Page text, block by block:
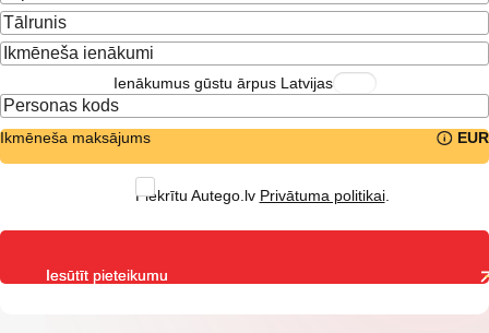
Ienākumus gūstu ārpus Latvijas
Ikmēneša maksājums EUR
Piekrītu Autego.lv Privātuma politikai.